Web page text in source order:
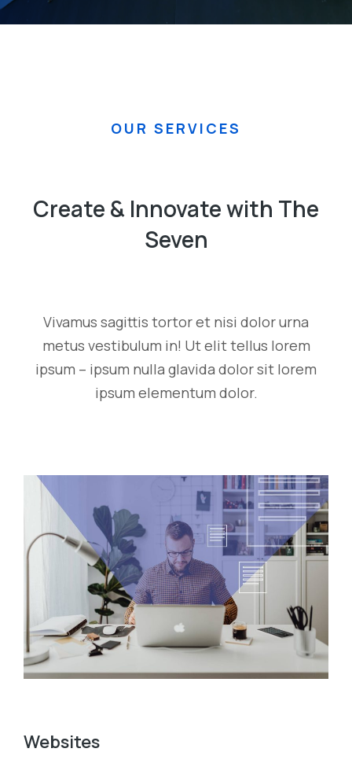
OUR SERVICES
Create & Innovate with The
Seven
Vivamus sagittis tortor et nisi dolor urna
metus vestibulum in! Ut elit tellus lorem
ipsum – ipsum nulla glavida dolor sit lorem
ipsum elementum dolor.
Websites